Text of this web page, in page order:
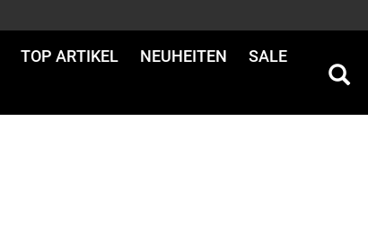
TOP ARTIKEL NEUHEITEN
SALE